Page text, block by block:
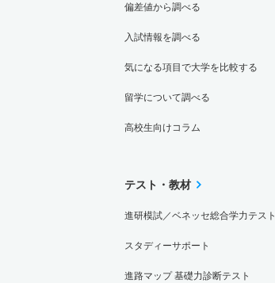
偏差値から調べる
入試情報を調べる
気になる項目で大学を比較する
留学について調べる
高校生向けコラム
テスト・教材
進研模試／ベネッセ総合学力テスト
スタディーサポート
進路マップ 基礎力診断テスト